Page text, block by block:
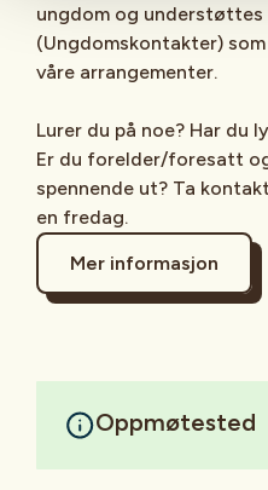
ungdom og understøttes
(Ungdomskontakter)
våre arrangementer.
Lurer du på noe? Har du
Er du forelder/foresatt
spennende ut? Ta
en fredag.
Mer informasjon
Oppmøtested